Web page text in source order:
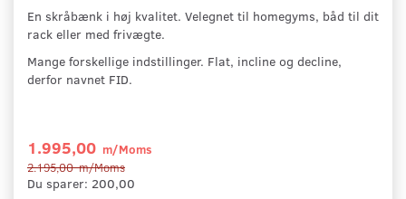
En skråbænk i høj kvalitet. Velegnet til homegyms, båd til dit
rack eller med frivægte.
Mange forskellige indstillinger. Flat, incline og decline,
derfor navnet FID.
1.995,00 m/Moms
2.195,00m/Moms
Du sparer: 200,00